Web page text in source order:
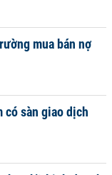
mua bán nợ
có sàn giao dịch